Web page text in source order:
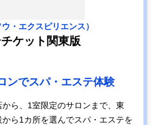
・エクスピリエンス）
ケット関東版
ンでスパ・エステ体験
ら、1室限定のサロンまで、東
ら1カ所を選んでスパ・エステを